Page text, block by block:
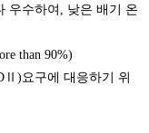
우수하여, 낮은 배기 온
than 90%)
요구에 대응하기 위